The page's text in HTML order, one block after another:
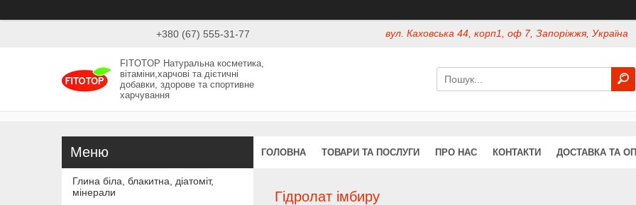
+380 (67) 555-31-77 вул. Каховська 44, корп1, оф 7, Запоріжжя, Україна
FITOTOP Натуральна косметика,
вітаміни,харчові та дієтичні
добавки, здорове та спортивне
харчування
ГОЛОВНА ТОВАРИ ТА ПОСЛУГИ ПРО НАС КОНТАКТИ ДОСТАВКА ТА
Гідролат імбиру
Глина біла, блакитна, діатоміт,
мінерали